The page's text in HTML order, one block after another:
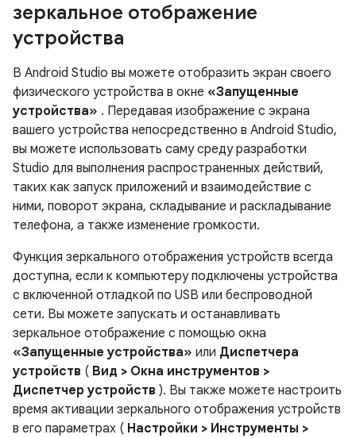
зеркальное отображение
устройства
В Android Studio вы можете отобразить экран своего
физического устройства в окне «Запущенные
устройства» . Передавая изображение с экрана
вашего устройства непосредственно в Android Studio,
вы можете использовать саму среду разработки
Studio для выполнения распространенных действий,
таких как запуск приложений и взаимодействие с
ними, поворот экрана, складывание и раскладывание
телефона, а также изменение громкости.
Функция зеркального отображения устройств всегда
доступна, если к компьютеру подключены устройства
с включенной отладкой по USB или беспроводной
сети. Вы можете запускать и останавливать
зеркальное отображение с помощью окна
«Запущенные устройства» или Диспетчера
устройств ( Вид > Окна инструментов >
Диспетчер устройств ). Вы также можете настроить
время активации зеркального отображения устройств
в его параметрах ( Настройки > Инструменты >